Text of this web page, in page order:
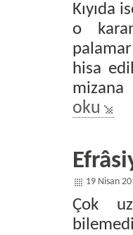
Kıyıda
o
hisa
oku
19 Nisan
Çok